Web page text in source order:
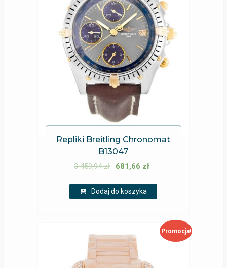
Repliki Breitling Chronomat
B13047
3 459,94zł 681,66 zł
Dodaj do koszyka
Promocja!